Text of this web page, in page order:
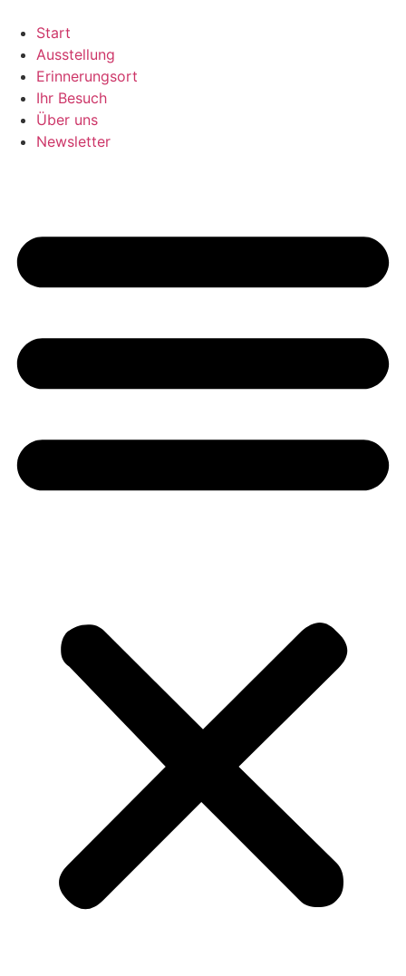
Inhalt
springen
Start
Ausstellung
Erinnerungsort
Ihr Besuch
Über uns
Newsletter